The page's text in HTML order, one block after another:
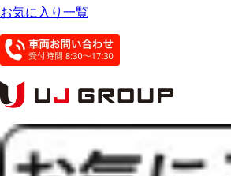
お気に入り一覧